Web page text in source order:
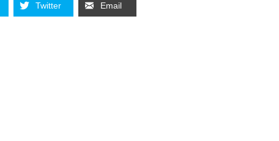
Twitter Email